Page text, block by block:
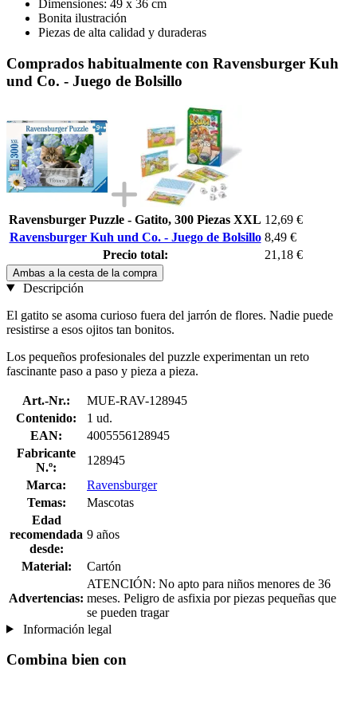
Dimensiones: 49 x 36 cm
Bonita ilustración
Piezas de alta calidad y duraderas
Comprados habitualmente con Ravensburger Kuh
und Co. - Juego de Bolsillo
Ravensburger Puzzle - Gatito, 300 Piezas XXL 12,69 €
Ravensburger Kuh und Co. - Juego de Bolsillo 8,49 €
Precio total:
21,18 €
Ambas a la cesta de la compra
Descripción
El gatito se asoma curioso fuera del jarrón de flores. Nadie puede
resistirse a esos ojitos tan bonitos.
Los pequeños profesionales del puzzle experimentan un reto
fascinante paso a paso y pieza a pieza.
Art.-Nr.:
MUE-RAV-128945
Contenido:
1 ud.
EAN:
4005556128945
Fabricante
N.º:
128945
Marca:
Ravensburger
Temas:
Mascotas
Edad
recomendada
desde:
9 años
Material: Cartón
Advertencias:
ATENCIÓN: No apto para niños menores de 36
meses. Peligro de asfixia por piezas pequeñas que
se pueden tragar
Información legal
Combina bien con